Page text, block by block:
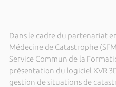
Dans le cadre du partenariat
Médecine de Catastrophe
Service Commun de la
présentation du logiciel XVR
gestion de situations de